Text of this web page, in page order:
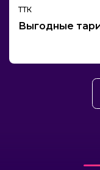
ТТК
Выгодные